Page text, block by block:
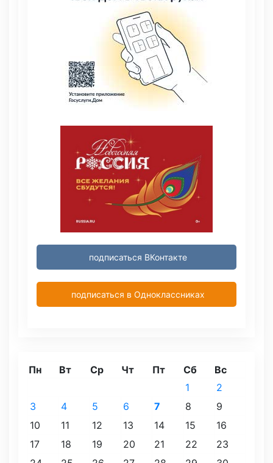
подписаться ВКонтакте
подписаться в Одноклассниках
Пн Вт Ср Чт Пт Сб
Вс
1
2
3
4 5 6 7 8
9
10
11 12 13 14 15
16
17
18 19 20 21 22
23